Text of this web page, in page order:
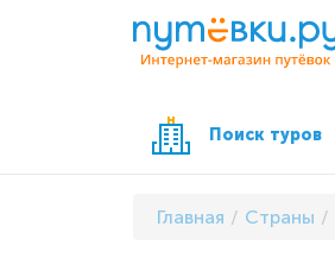
Поиск туров
Главная Страны